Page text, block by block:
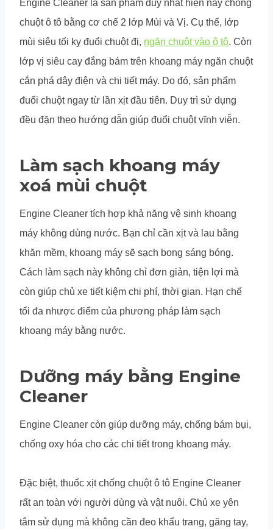
Engine Cleaner là sản phẩm duy nhất hiện nay chống
chuột ô tô bằng cơ chế 2 lớp Mùi và Vị. Cụ thể, lớp
mùi siêu tối kỵ đuổi chuột đi, ngăn chuột vào ô tô. Còn
lớp vị siêu cay đắng bám trên khoang máy ngăn chuột
cắn phá dây điện và chi tiết máy. Do đó, sản phẩm
đuổi chuột ngay từ lần xịt đầu tiên. Duy trì sử dụng
đều đặn theo hướng dẫn giúp đuổi chuột vĩnh viễn.
Làm sạch khoang máy
xoá mùi chuột
Engine Cleaner tích hợp khả năng vệ sinh khoang
máy không dùng nước. Bạn chỉ cần xịt và lau bằng
khăn mềm, khoang máy sẽ sạch bong sáng bóng.
Cách làm sạch này không chỉ đơn giản, tiện lợi mà
còn giúp chủ xe tiết kiệm chi phí, thời gian. Hạn chế
tối đa nhược điểm của phương pháp làm sạch
khoang máy bằng nước.
Dưỡng máy bằng Engine
Cleaner
Engine Cleaner còn giúp dưỡng máy, chống bám bụi,
chống oxy hóa cho các chi tiết trong khoang máy.
Đặc biệt, thuốc xịt chống chuột ô tô Engine Cleaner
rất an toàn với người dùng và vật nuôi. Chủ xe yên
tâm sử dụng mà không cần đeo khẩu trang, găng tay,